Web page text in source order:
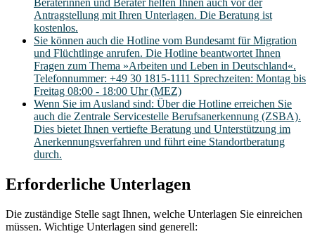
Beraterinnen und Berater helfen Ihnen auch vor der
Antragstellung mit Ihren Unterlagen. Die Beratung ist
kostenlos.
Sie können auch die Hotline vom Bundesamt für Migration
und Flüchtlinge anrufen. Die Hotline beantwortet Ihnen
Fragen zum Thema »Arbeiten und Leben in Deutschland«.
Telefonnummer: +49 30 1815-1111 Sprechzeiten: Montag bis
Freitag 08:00 - 18:00 Uhr (MEZ)
Wenn Sie im Ausland sind: Über die Hotline erreichen Sie
auch die Zentrale Servicestelle Berufsanerkennung (ZSBA).
Dies bietet Ihnen vertiefte Beratung und Unterstützung im
Anerkennungsverfahren und führt eine Standortberatung
durch.
Erforderliche Unterlagen
Die zuständige Stelle sagt Ihnen, welche Unterlagen Sie einreichen
müssen. Wichtige Unterlagen sind generell: